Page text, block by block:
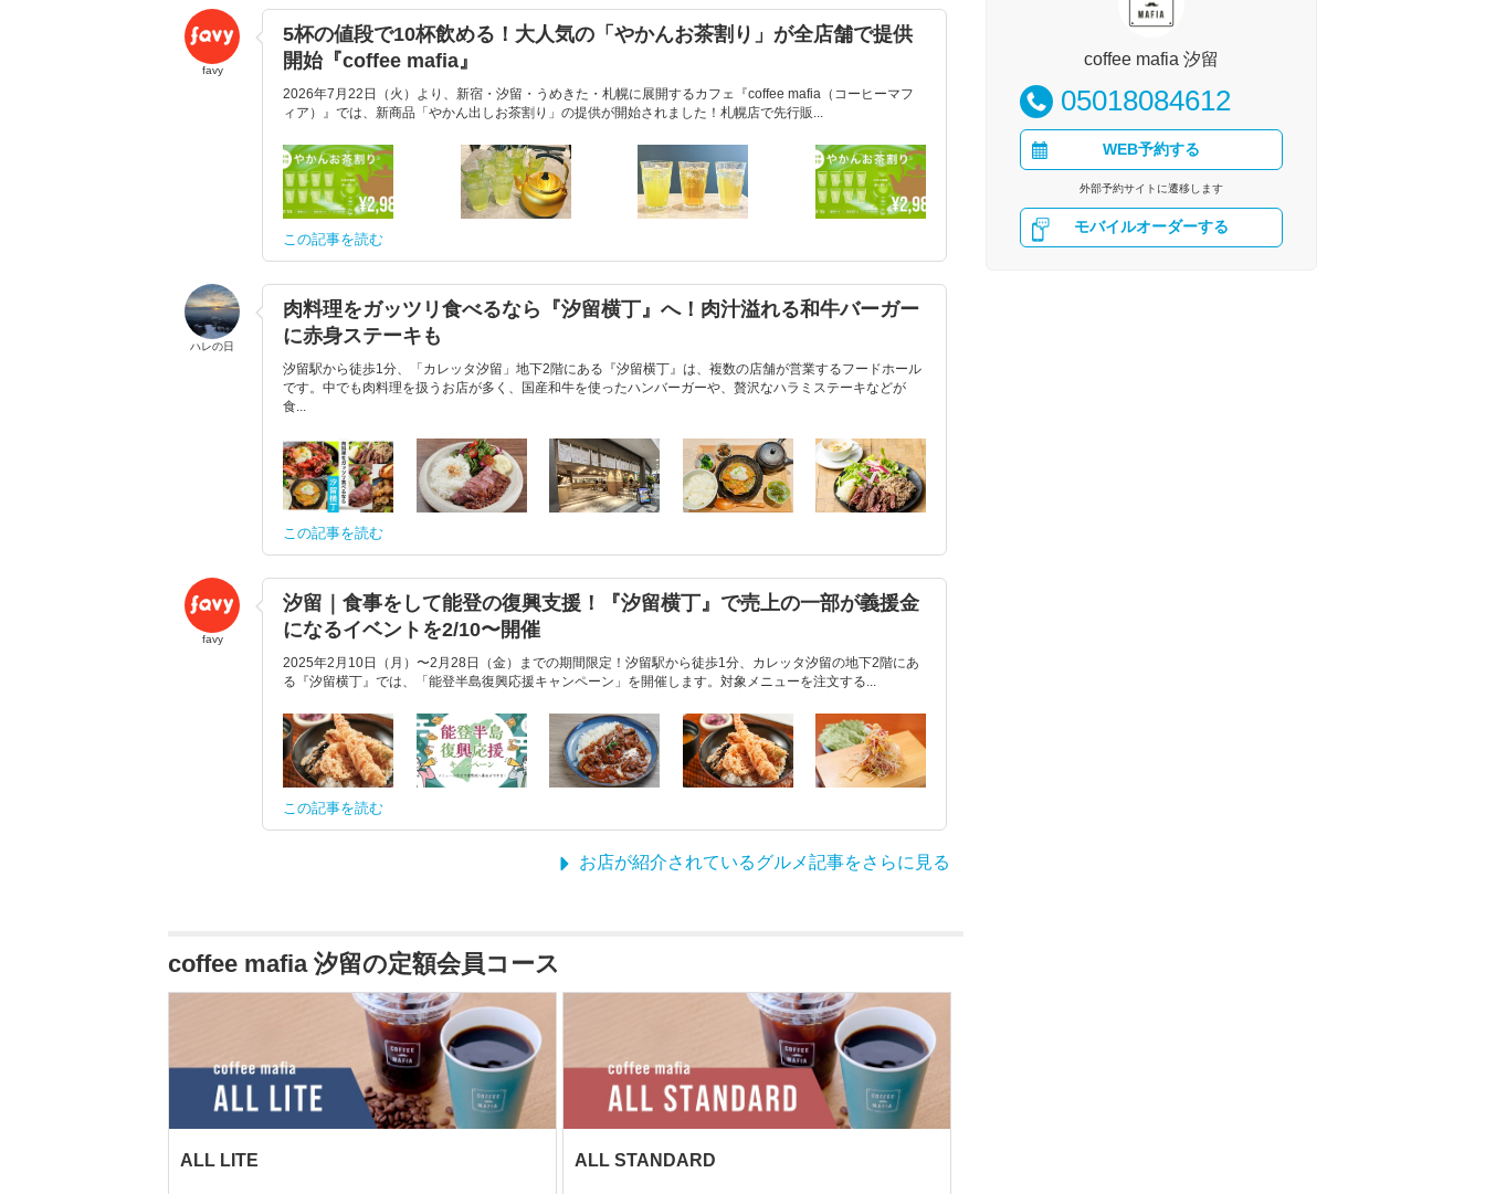
favy
5杯の値段で10杯飲める！大人気の「やかんお茶割り」が全店舗で提供
開始『coffee mafia』
2026年7月22日（火）より、新宿・汐留・うめきた・札幌に展開するカフェ『coffee mafia（コーヒーマフ
ィア）』では、新商品「やかん出しお茶割り」の提供が開始されました！札幌店で先行販...
この記事を読む
ハレの日
肉料理をガッツリ食べるなら『汐留横丁』へ！肉汁溢れる和牛バーガー
に赤身ステーキも
汐留駅から徒歩1分、「カレッタ汐留」地下2階にある『汐留横丁』は、複数の店舗が営業するフードホール
です。中でも肉料理を扱うお店が多く、国産和牛を使ったハンバーガーや、贅沢なハラミステーキなどが
食...
この記事を読む
favy
汐留｜食事をして能登の復興支援！『汐留横丁』で売上の一部が義援金
になるイベントを2/10〜開催
2025年2月10日（月）〜2月28日（金）までの期間限定！汐留駅から徒歩1分、カレッタ汐留の地下2階にあ
る『汐留横丁』では、「能登半島復興応援キャンペーン」を開催します。対象メニューを注文する...
この記事を読む
お店が紹介されているグルメ記事をさらに見る
coffee mafia 汐留の定額会員コース
ALL LITE ALL STANDARD
coffee mafia 汐留
05018084612
WEB予約する
外部予約サイトに遷移します
モバイルオーダーする